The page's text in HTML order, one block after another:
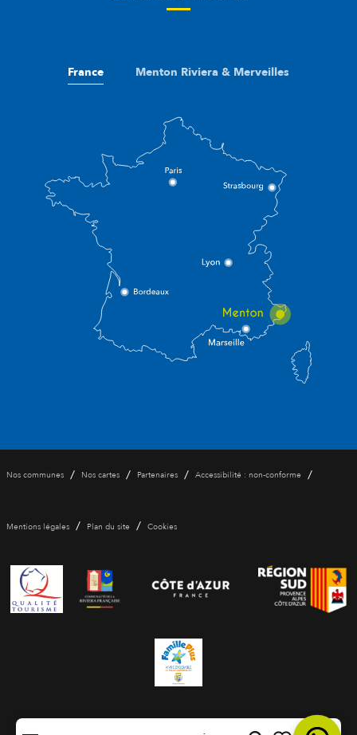
France Menton Riviera & Merveilles
Nos communes / Nos cartes / Partenaires / Accessibilité : non-conforme /
Mentions légales / Plan du site / Cookies